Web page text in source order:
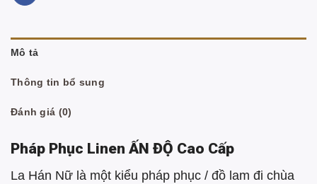
Mô tả
Thông tin bổ sung
Đánh giá (0)
Pháp Phục Linen ẤN ĐỘ Cao Cấp
La Hán Nữ là một kiểu pháp phục / đồ lam đi chùa